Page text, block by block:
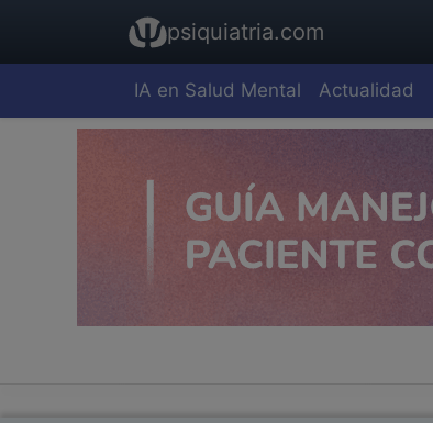
psiquiatria.com
IA en Salud Mental Actualidad